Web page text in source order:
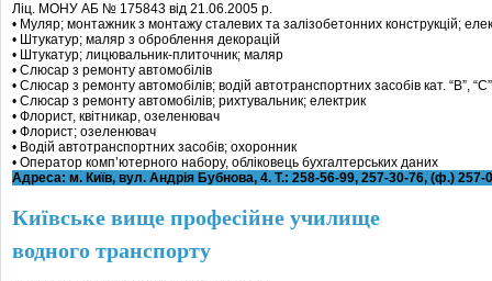
Ліц. МОНУ АБ № 175843 від 21.06.2005 р.
• Муляр; монтажник з монтажу сталевих та залізобетонних конструкцій;
• Штукатур; маляр з оброблення декорацій
• Штукатур; лицювальник-плиточник; маляр
• Слюсар з ремонту автомобілів
• Слюсар з ремонту автомобілів; водій автотранспортних засобів кат. “В”, “С”
• Слюсар з ремонту автомобілів; рихтувальник; електрик
• Флорист, квітникар, озеленювач
• Флорист; озеленювач
• Водій автотранспортних засобів; охоронник
• Оператор комп’ютерного набору, обліковець бухгалтерських даних
Адреса: м. Київ, вул. Андрія Бубнова, 4. Т.: 258-56-99, 257-30-76, (ф.) 257-
Київське вище професійне училище
водного транспорту